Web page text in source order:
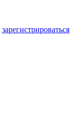
зарегистрироваться